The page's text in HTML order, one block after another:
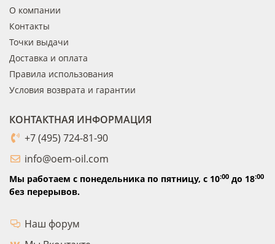
О компании
Контакты
Точки выдачи
Доставка и оплата
Правила использования
Условия возврата и гарантии
КОНТАКТНАЯ ИНФОРМАЦИЯ
+7 (495) 724-81-90
info@oem-oil.com
Мы работаем с понедельника по пятницу, с 10:00 до 18:00
без перерывов.
Наш форум